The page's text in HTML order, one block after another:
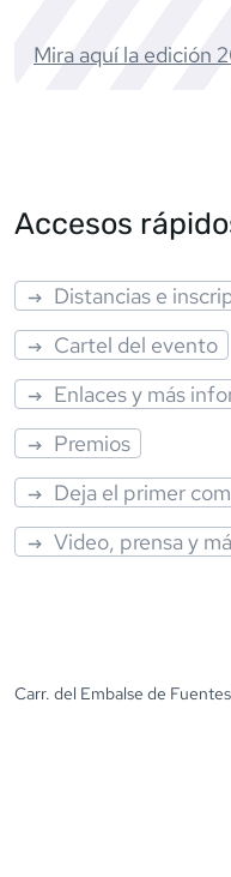
Mira aquí la edición
Accesos
Distancias e
Cartel del evento
Enlaces y más
Premios
Deja el primer
Video, prensa y
Carr. del Embalse de